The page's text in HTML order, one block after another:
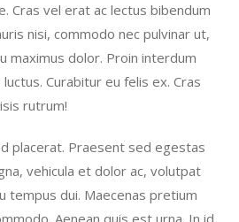
Cras vel erat ac lectus bibendum
nisi, commodo nec pulvinar ut,
maximus dolor. Proin interdum
Curabitur eu felis ex. Cras
rutrum!
placerat. Praesent sed egestas
vehicula et dolor ac, volutpat
tempus dui. Maecenas pretium
Aenean quis est urna. In id